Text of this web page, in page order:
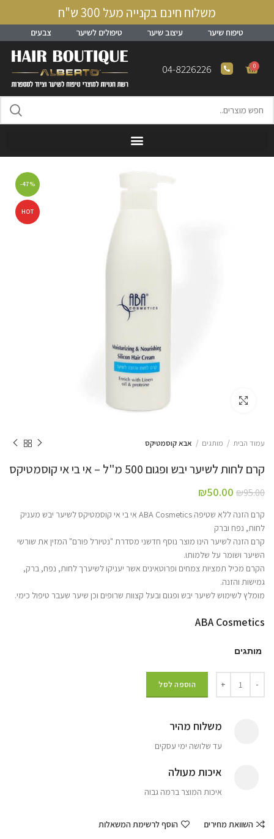
משלוח חינם בקנייה מעל 300 ש"ח
טיפוח שיער עיצוב שיער טיפולים לשיער צבעים
0
04-8226226
-47%
HOT
עמוד הבית מותגים אבא קוסמטיקס
קרם לחות לשיער יבש ופגום 500 מ"ל – אי בי אי קוסמטיקס
₪95.00
₪50.00
קרם הזנה ללא שטיפה ABA Cosmetics אי בי אי קוסמטיקס לשיער יבש מעניק
לחות, נפח וברק
קרם הזנה לשיער הינו מוצר נוסף חדשני מסדרת "נטיורל פורם" המזין את שורשי
השיער ושומר על שלמותו.
הקרם מכיל תמציות צמחים ופרוטאינים אשר יעניקו לשיערך לחות, נפח, ברק,
גמישות והזנה.
מומלץ לשימוש לשיער יבש ופגום ובעל קצוות שרופים וכן שיער שעבר טיפול כימי.
ABA Cosmetics
מותגים
הוספה לסל
משלוח מהיר
עד שלושה ימי עסקים
איכות מעולה
איכות המוצר ברמה גבוה
השוואת מחירים
הוסף לרשימת המשאלות